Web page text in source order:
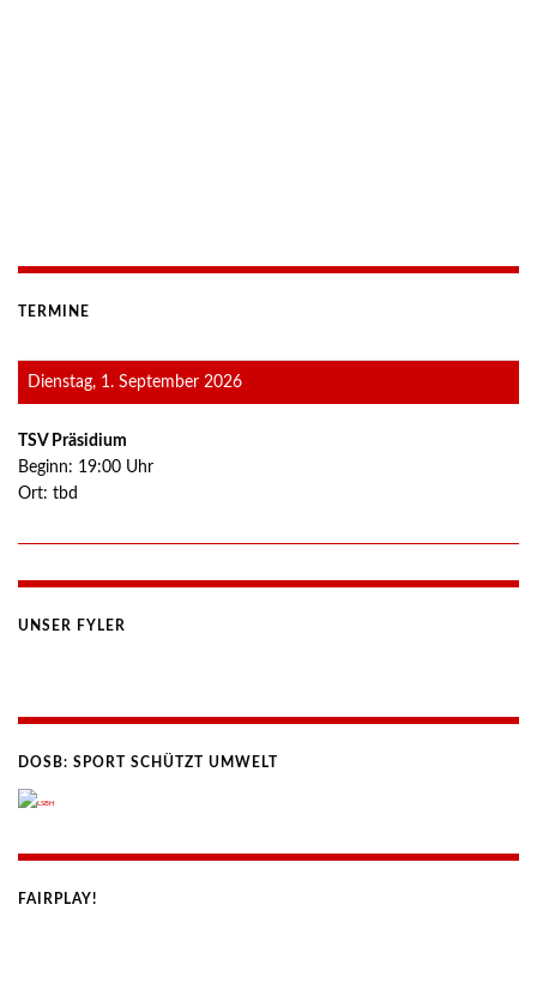
TERMINE
Dienstag, 1. September 2026
TSV Präsidium
Beginn: 19:00 Uhr
Ort: tbd
UNSER FYLER
DOSB: SPORT SCHÜTZT UMWELT
FAIRPLAY!